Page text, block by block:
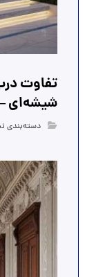
تفاوت
شیشه‌ای –
دسته‌بندی